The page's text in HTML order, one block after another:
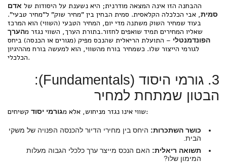
ההבחנה הזו אינה המצאה מודרנית; היא נשענת על היסודות של אדם
סמית, אבי הכלכלה הקלאסית. סמית הבחין בין "מחיר שוק" ל"מחיר טבעי".
בעוד שמחיר השוק משתנה מדי יום, המחיר הטבעי (השווי) הוא המרכז
שאליו המחירים תמיד שואפים לחזור.בתורת הערך, השווי נגזר מהערך
הפונדמנטלי – התועלת הריאלית שהנכס מפיק (מגורים או הכנסה) ביחס
לגורמי הייצור שלו. כשמחיר בורח מהשווי, הוא למעשה בורח מההיגיון
הכלכלי.
3. גורמי היסוד (Fundamentals):
הבטון שמתחת למחיר
שווי אינו נגזר מניחוש, אלא מגורמי יסוד קשיחים:
כושר השתכרות: היחס בין מחירי הדיור להכנסה הפנויה של משקי
הבית.
תשואה ריאלית: האם הנכס מייצר ערך כלכלי הגבוה מעלות
המימון שלו?